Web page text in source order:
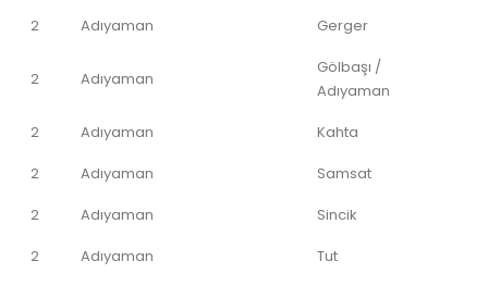
2
Adıyaman Gerger
2 Adıyaman
Gölbaşı /
Adıyaman
2
Adıyaman
Kahta
2
Adıyaman
Samsat
2
Adıyaman
Sincik
2
Adıyaman Tut